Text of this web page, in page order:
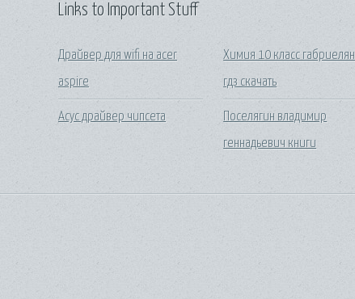
Links to Important Stuff
Драйвер для wifi на acer
aspire
Асус драйвер чипсета
Химия 10 класс габриелян
гдз скачать
Поселягин владимир
геннадьевич книги